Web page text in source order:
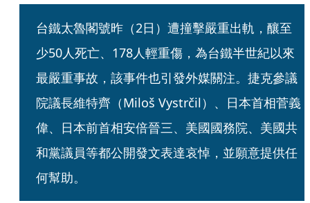
台鐵太魯閣號昨（2日）遭撞擊嚴重出軌，釀至
少50人死亡、178人輕重傷，為台鐵半世紀以來
最嚴重事故，該事件也引發外媒關注。捷克參議
院議長維特齊（Miloš Vystrčil）、日本首相菅義
偉、日本前首相安倍晉三、美國國務院、美國共
和黨議員等都公開發文表達哀悼，並願意提供任
何幫助。